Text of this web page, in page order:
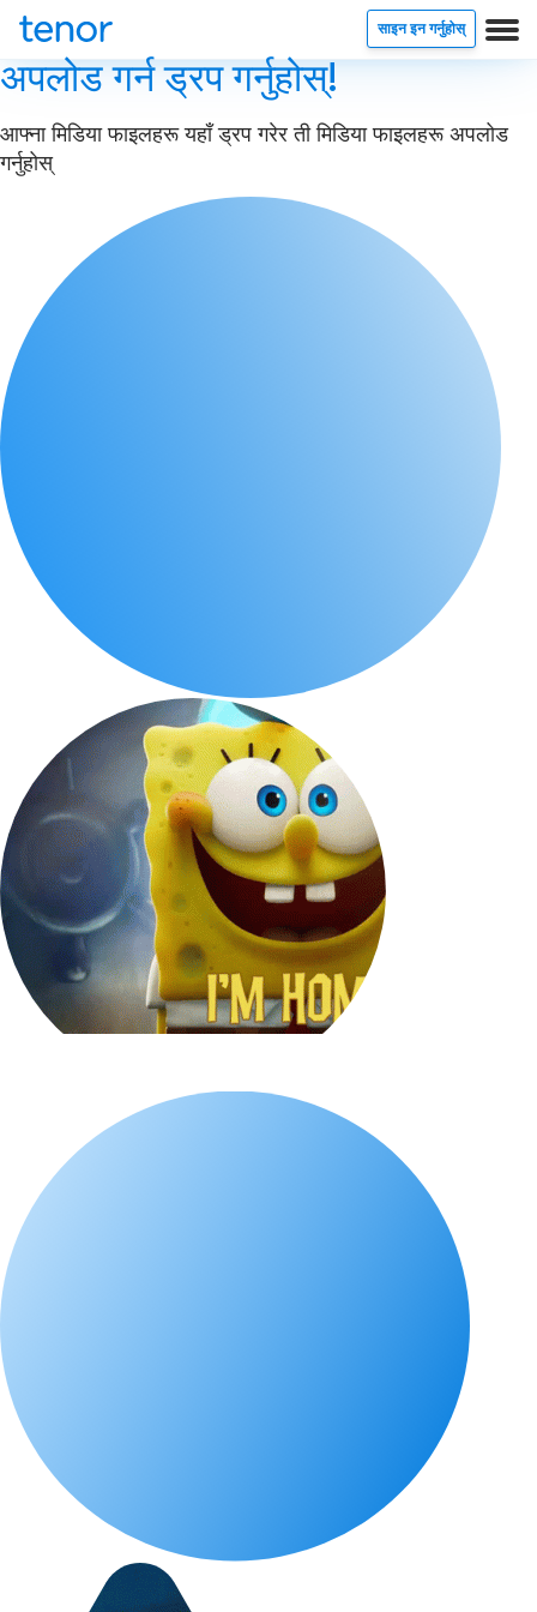
साइन इन गर्नुहोस्
अपलोड गर्न ड्रप गर्नुहोस्!
आफ्ना मिडिया फाइलहरू यहाँ ड्रप गरेर ती मिडिया फाइलहरू अपलोड
गर्नुहोस्